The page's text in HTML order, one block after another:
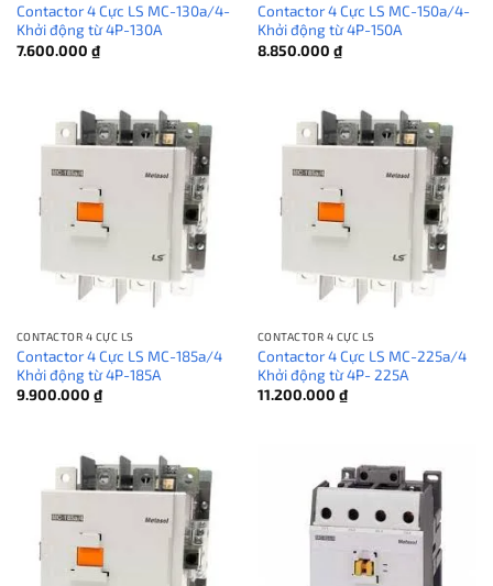
Contactor 4 Cực LS MC-130a/4-
Khởi động từ 4P-130A
7.600.000 ₫
Contactor 4 Cực LS MC-150a/4-
Khởi động từ 4P-150A
8.850.000 ₫
CONTACTOR 4 CỰC LS
Contactor 4 Cực LS MC-185a/4
Khởi động từ 4P-185A
9.900.000 ₫
CONTACTOR 4 CỰC LS
Contactor 4 Cực LS MC-225a/4
Khởi động từ 4P- 225A
11.200.000 ₫